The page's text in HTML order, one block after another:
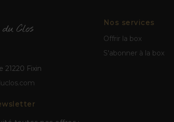
21220 Fixin
Nos services
Offrir la box
S'abonner à la box